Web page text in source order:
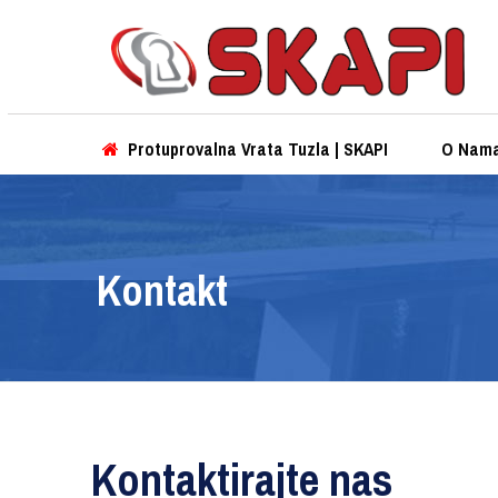
Protuprovalna Vrata Tuzla | SKAPI O
Kontakt
Kontaktirajte nas